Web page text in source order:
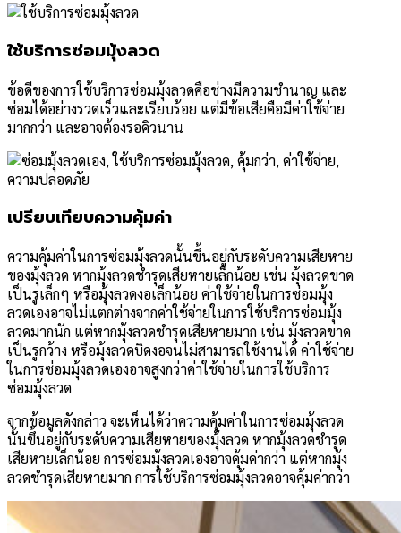
ใช้บริการซ่อมมุ้งลวด
ข้อดีของการใช้บริการซ่อมมุ้งลวดคือช่างมีความชำนาญ และ
ซ่อมได้อย่างรวดเร็วและเรียบร้อย แต่มีข้อเสียคือมีค่าใช้จ่าย
มากกว่า และอาจต้องรอคิวนาน
เปรียบเทียบความคุ้มค่า
ความคุ้มค่าในการซ่อมมุ้งลวดนั้นขึ้นอยู่กับระดับความเสียหาย
ของมุ้งลวด หากมุ้งลวดชำรุดเสียหายเล็กน้อย เช่น มุ้งลวดขาด
เป็นรูเล็กๆ หรือมุ้งลวดงอเล็กน้อย ค่าใช้จ่ายในการซ่อมมุ้ง
ลวดเองอาจไม่แตกต่างจากค่าใช้จ่ายในการใช้บริการซ่อมมุ้ง
ลวดมากนัก แต่หากมุ้งลวดชำรุดเสียหายมาก เช่น มุ้งลวดขาด
เป็นรูกว้าง หรือมุ้งลวดบิดงอจนไม่สามารถใช้งานได้ ค่าใช้จ่าย
ในการซ่อมมุ้งลวดเองอาจสูงกว่าค่าใช้จ่ายในการใช้บริการ
ซ่อมมุ้งลวด
จากข้อมูลดังกล่าว จะเห็นได้ว่าความคุ้มค่าในการซ่อมมุ้งลวด
นั้นขึ้นอยู่กับระดับความเสียหายของมุ้งลวด หากมุ้งลวดชำรุด
เสียหายเล็กน้อย การซ่อมมุ้งลวดเองอาจคุ้มค่ากว่า แต่หากมุ้ง
ลวดชำรุดเสียหายมาก การใช้บริการซ่อมมุ้งลวดอาจคุ้มค่ากว่า